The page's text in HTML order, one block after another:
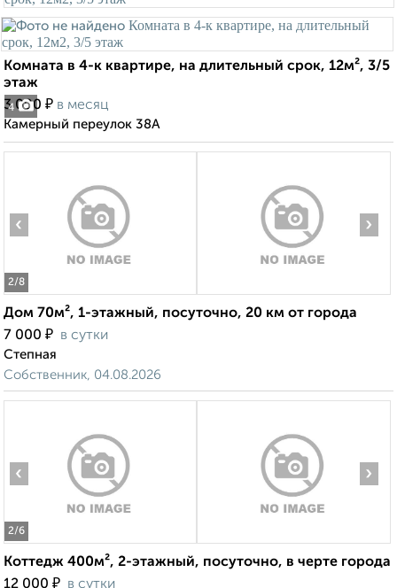
4
Комната в 4-к квартире, на длительный срок, 12м², 3/5
этаж
3 000 ₽ в месяц
Камерный переулок 38А
2/8
‹ ›
Дом 70м², 1-этажный, посуточно, 20 км от города
7 000 ₽ в сутки
Степная
Собственник, 04.08.2026
2/6
‹ ›
Коттедж 400м², 2-этажный, посуточно, в черте города
12 000 ₽ в сутки